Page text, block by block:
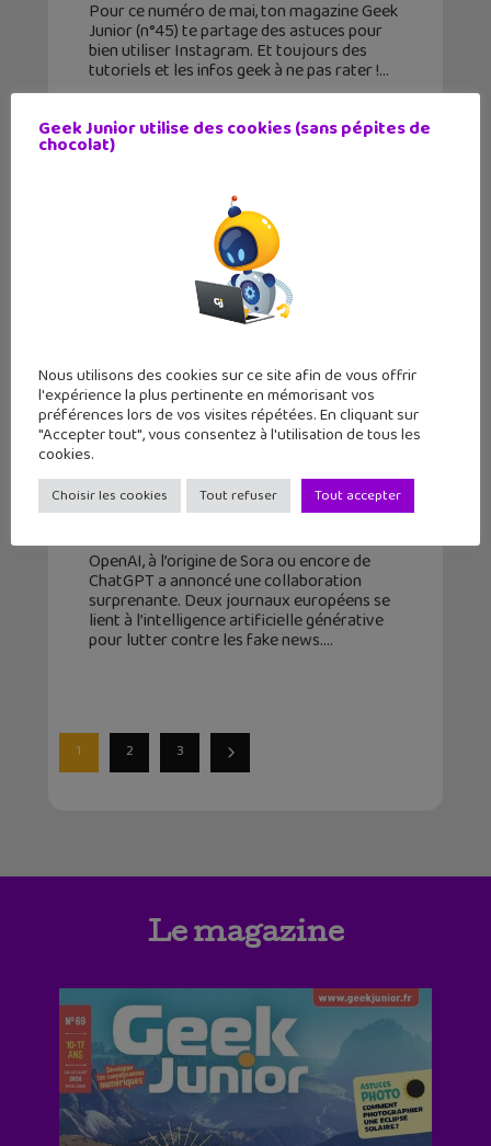
Pour ce numéro de mai, ton magazine Geek
Junior (n°45) te partage des astuces pour
bien utiliser Instagram. Et toujours des
tutoriels et les infos geek à ne pas rater !
ChatGPT va utiliser des articles du
réponses
OpenAI, à l’origine de Sora ou encore de
ChatGPT a annoncé une collaboration
surprenante. Deux journaux européens se
lient à l’intelligence artificielle générative
pour lutter contre les fake news.
1 2 3
Le magazine
Geek Junior utilise des cookies (sans pépites de
chocolat)
Nous utilisons des cookies sur ce site afin de vous offrir
l'expérience la plus pertinente en mémorisant vos
préférences lors de vos visites répétées. En cliquant sur
"Accepter tout", vous consentez à l'utilisation de tous les
cookies.
Choisir les cookies Tout refuser Tout accepter